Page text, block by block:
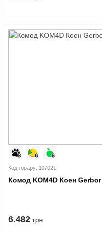
Код товару: 107021
Комод KOM4D Коен Gerbor
6.482 грн